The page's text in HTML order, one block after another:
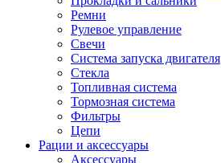
Ремни
Рулевое управление
Свечи
Система запуска двигателя
Стекла
Топливная система
Тормозная система
Фильтры
Цепи
Рации и аксессуары
Аксессуары